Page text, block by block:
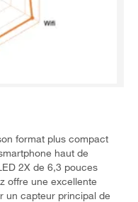
format plus compact
haut de
2X de 6,3 pouces
offre une excellente
un capteur principal de